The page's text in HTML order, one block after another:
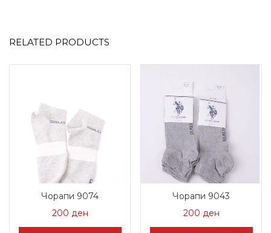
RELATED PRODUCTS
Чорапи 9074
200 ден
Чорапи 9043
200 ден